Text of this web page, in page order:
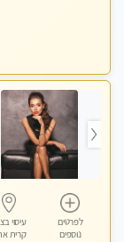
לפרטים
נוספים
עיסוי
קרית